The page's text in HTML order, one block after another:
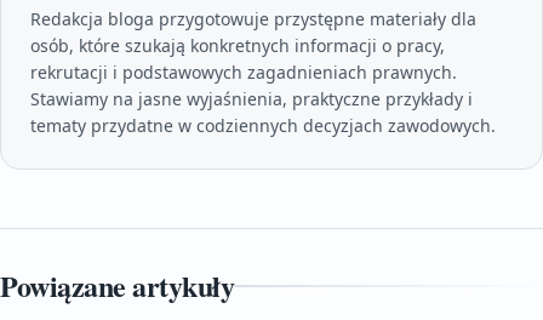
Redakcja bloga przygotowuje przystępne materiały dla
osób, które szukają konkretnych informacji o pracy,
rekrutacji i podstawowych zagadnieniach prawnych.
Stawiamy na jasne wyjaśnienia, praktyczne przykłady i
tematy przydatne w codziennych decyzjach zawodowych.
Powiązane artykuły